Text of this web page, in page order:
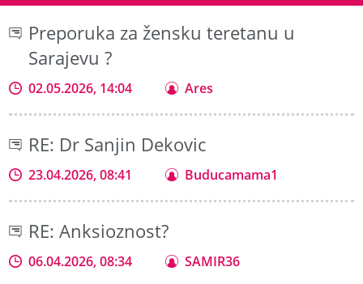
Preporuka za žensku teretanu u
Sarajevu ?
02.05.2026, 14:04 Ares
RE: Dr Sanjin Dekovic
23.04.2026, 08:41 Buducamama1
RE: Anksioznost?
06.04.2026, 08:34 SAMIR36